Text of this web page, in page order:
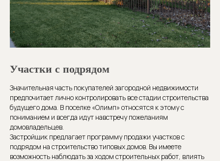
Участки с подрядом
Значительная часть покупателей загородной недвижимости
предпочитает лично контролировать все стадии строительства
будущего дома. В поселке «Олимп» относятся к этому с
пониманием и всегда идут навстречу пожеланиям
домовладельцев.
Застройщик предлагает программу продажи участков с
подрядом на строительство типовых домов. Вы имеете
возможность наблюдать за ходом строительных работ, влиять